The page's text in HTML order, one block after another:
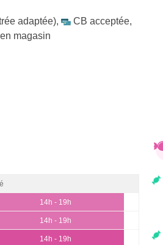
adaptée), CB acceptée,
magasin
14h - 19h
14h - 19h
14h - 19h